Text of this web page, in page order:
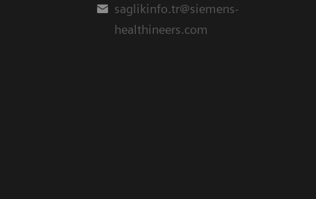
saglikinfo.tr@siemens-
healthineers.com